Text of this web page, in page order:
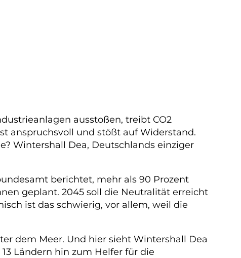
ausstoßen, treibt CO2
anspruchsvoll und stößt auf Widerstand.
Wintershall Dea, Deutschlands einziger
berichtet, mehr als 90 Prozent
geplant. 2045 soll die Neutralität erreicht
ist das schwierig, vor allem, weil die
dem Meer. Und hier sieht Wintershall Dea
Ländern hin zum Helfer für die